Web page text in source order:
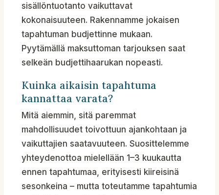
sisällöntuotanto vaikuttavat
kokonaisuuteen. Rakennamme jokaisen
tapahtuman budjettinne mukaan.
Pyytämällä maksuttoman tarjouksen saat
selkeän budjettihaarukan nopeasti.
Kuinka aikaisin tapahtuma
kannattaa varata?
Mitä aiemmin, sitä paremmat
mahdollisuudet toivottuun ajankohtaan ja
vaikuttajien saatavuuteen. Suosittelemme
yhteydenottoa mielellään 1–3 kuukautta
ennen tapahtumaa, erityisesti kiireisinä
sesonkeina – mutta toteutamme tapahtumia